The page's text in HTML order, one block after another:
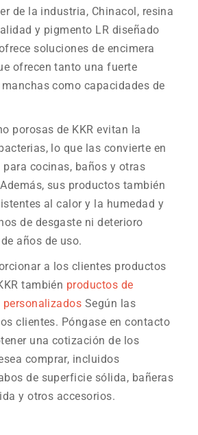
de la industria, Chinacol, resina
y pigmento LR diseñado
soluciones de encimera
ofrecen tanto una fuerte
como capacidades de
porosas de KKR evitan la
lo que las convierte en
cocinas, baños y otras
sus productos también
al calor y la humedad y
de desgaste ni deterioro
años de uso.
a los clientes productos
también productos de
Según las
clientes. Póngase en contacto
una cotización de los
comprar, incluidos
de superficie sólida, bañeras
y otros accesorios.